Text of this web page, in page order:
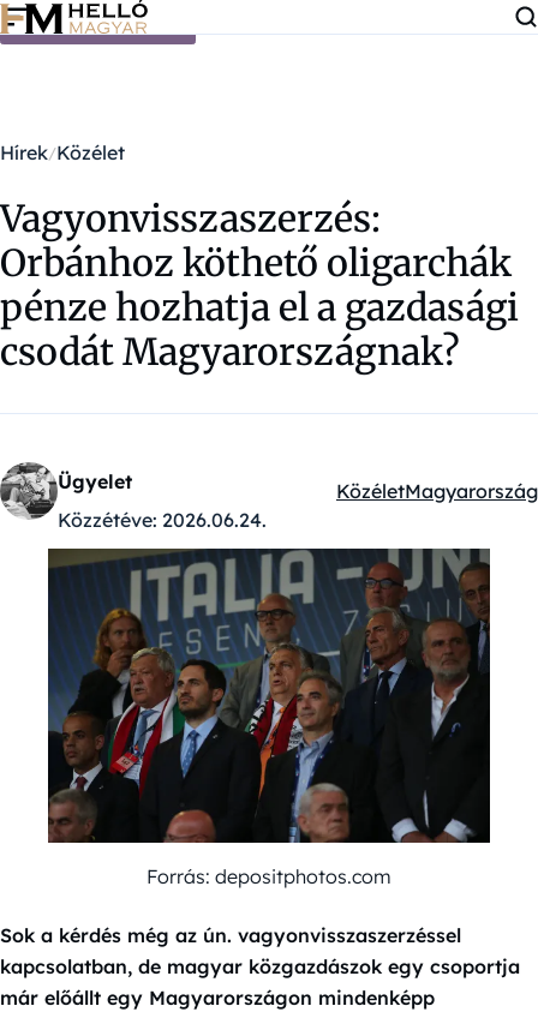
Ugrás a tartalomra
Hírek Közélet
Vagyonvisszaszerzés:
Orbánhoz köthető oligarchák
pénze hozhatja el a gazdasági
csodát Magyarországnak?
Ügyelet
Közzétéve: 2026.06.24.
Kategóriák:
KözéletMagyarország
Forrás: depositphotos.com
Sok a kérdés még az ún. vagyonvisszaszerzéssel
kapcsolatban, de magyar közgazdászok egy csoportja
már előállt egy Magyarországon mindenképp